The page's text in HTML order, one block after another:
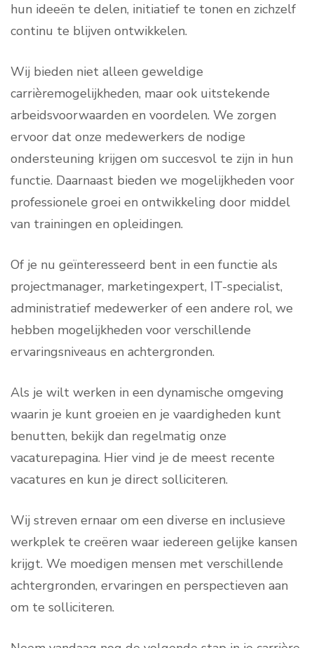
hun ideeën te delen, initiatief te tonen en zichzelf
continu te blijven ontwikkelen.
Wij bieden niet alleen geweldige
carrièremogelijkheden, maar ook uitstekende
arbeidsvoorwaarden en voordelen. We zorgen
ervoor dat onze medewerkers de nodige
ondersteuning krijgen om succesvol te zijn in hun
functie. Daarnaast bieden we mogelijkheden voor
professionele groei en ontwikkeling door middel
van trainingen en opleidingen.
Of je nu geïnteresseerd bent in een functie als
projectmanager, marketingexpert, IT-specialist,
administratief medewerker of een andere rol, we
hebben mogelijkheden voor verschillende
ervaringsniveaus en achtergronden.
Als je wilt werken in een dynamische omgeving
waarin je kunt groeien en je vaardigheden kunt
benutten, bekijk dan regelmatig onze
vacaturepagina. Hier vind je de meest recente
vacatures en kun je direct solliciteren.
Wij streven ernaar om een diverse en inclusieve
werkplek te creëren waar iedereen gelijke kansen
krijgt. We moedigen mensen met verschillende
achtergronden, ervaringen en perspectieven aan
om te solliciteren.